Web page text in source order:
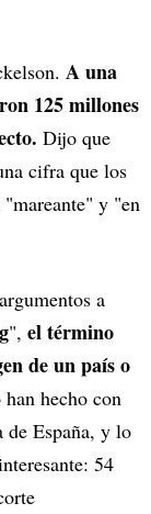
A una
125 millones
Dijo que
cifra que los
y "en
a
", el término
de un país o
hecho con
de España, y lo
54